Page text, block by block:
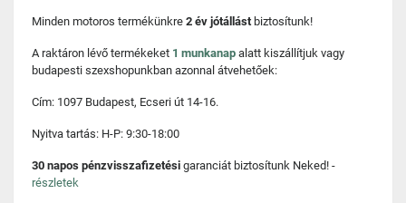
Minden motoros termékünkre 2 év jótállást biztosítunk!
A raktáron lévő termékeket 1 munkanap alatt kiszállítjuk vagy
budapesti szexshopunkban azonnal átvehetőek:
Cím: 1097 Budapest, Ecseri út 14-16.
Nyitva tartás: H-P: 9:30-18:00
30 napos pénzvisszafizetési garanciát biztosítunk Neked! -
részletek